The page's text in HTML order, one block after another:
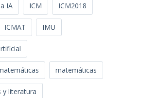
IA ICM ICM2018
ICMAT IMU
matemáticas
y literatura